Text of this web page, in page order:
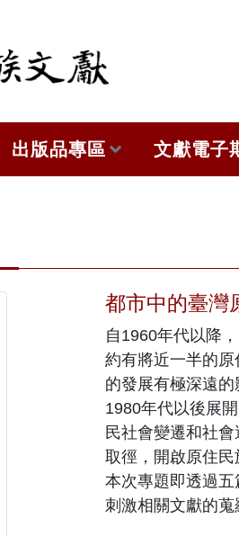
出版品專區
出版品查詢
文獻電子
訂閱電子
徵稿說明
期刊查詢
都市中的臺灣
自1960年代以降
約有將近一半的
的發展有極深遠的
1980年代以後展
民社會變遷和社
取徑，開啟原住民
本次專題即透過
刺激相關文獻的蒐